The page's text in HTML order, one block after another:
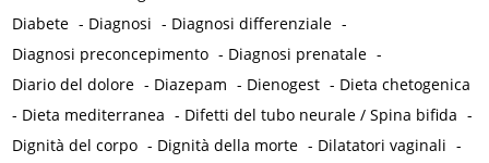
Diabete - Diagnosi - Diagnosi differenziale -
Diagnosi preconcepimento - Diagnosi prenatale -
Diario del dolore - Diazepam - Dienogest - Dieta chetogenica
- Dieta mediterranea - Difetti del tubo neurale / Spina bifida -
Dignità del corpo - Dignità della morte - Dilatatori vaginali -